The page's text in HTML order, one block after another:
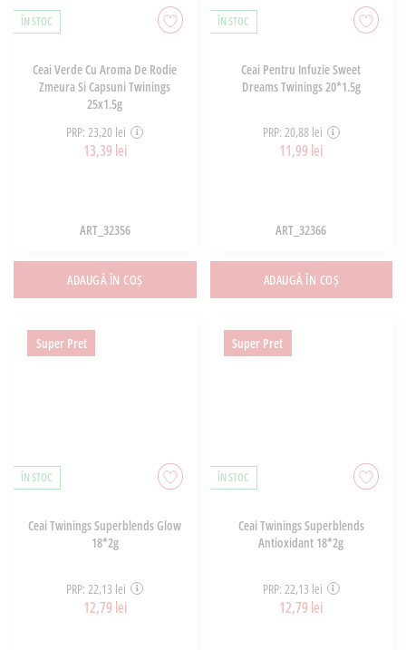
ÎN STOC
Ceai Verde Cu Aroma De Rodie
Zmeura Si Capsuni Twinings
25x1.5g
PRP: 23,20 lei
13,39 lei
ART_32356
ADAUGĂ ÎN COȘ
ÎN STOC
Ceai Pentru Infuzie Sweet
Dreams Twinings 20*1.5g
PRP: 20,88 lei
11,99 lei
ART_32366
ADAUGĂ ÎN COȘ
Super Pret
ÎN STOC
Ceai Twinings Superblends Glow
18*2g
PRP: 22,13 lei
12,79 lei
Super Pret
ÎN STOC
Ceai Twinings Superblends
Antioxidant 18*2g
PRP: 22,13 lei
12,79 lei